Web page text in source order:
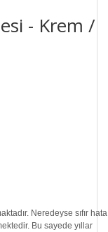
- Krem /
Neredeyse sıfır hata
Bu sayede yıllar